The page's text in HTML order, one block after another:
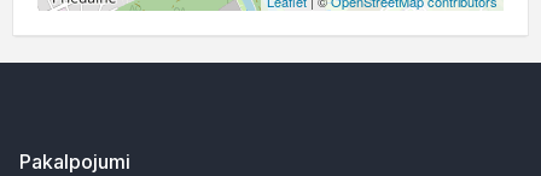
Pakalpojumi